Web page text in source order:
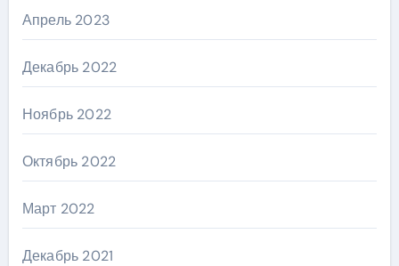
Апрель 2023
Декабрь 2022
Ноябрь 2022
Октябрь 2022
Март 2022
Декабрь 2021